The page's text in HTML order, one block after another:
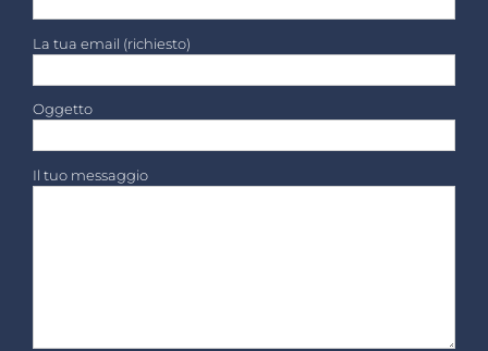
La tua email (richiesto)
Oggetto
Il tuo messaggio